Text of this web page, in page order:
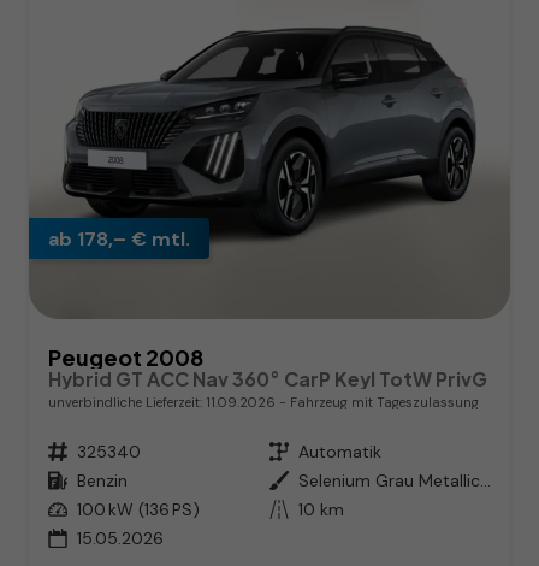
ab 178,– € mtl.
Peugeot 2008
Hybrid GT ACC Nav 360° CarP Keyl TotW PrivG
unverbindliche Lieferzeit: 11.09.2026 Fahrzeug mit Tageszulassung
Fahrzeugnr. 325340 Getriebe Automatik
Kraftstoff Benzin Außenfarbe
Selenium Grau Metallic / Dach i
Leistung 100 kW (136 PS) Kilometerstand 10 km
15.05.2026